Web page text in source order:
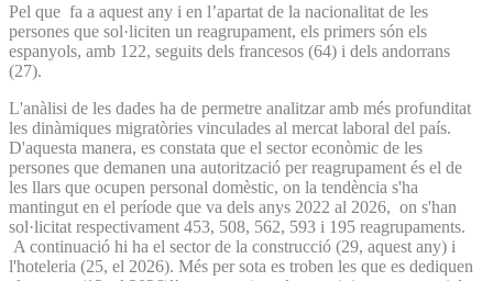
Pel que fa a aquest any i en l’apartat de la nacionalitat de les
persones que sol·liciten un reagrupament, els primers són els
espanyols, amb 122, seguits dels francesos (64) i dels andorrans
(27).
L'anàlisi de les dades ha de permetre analitzar amb més profunditat
les dinàmiques migratòries vinculades al mercat laboral del país.
D'aquesta manera, es constata que el sector econòmic de les
persones que demanen una autorització per reagrupament és el de
les llars que ocupen personal domèstic, on la tendència s'ha
mantingut en el període que va dels anys 2022 al 2026, on s'han
sol·licitat respectivament 453, 508, 562, 593 i 195 reagrupaments.
A continuació hi ha el sector de la construcció (29, aquest any) i
l'hoteleria (25, el 2026). Més per sota es troben les que es dediquen